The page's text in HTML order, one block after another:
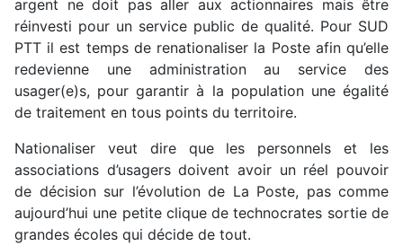
argent ne doit pas aller aux actionnaires mais être
réinvesti pour un service public de qualité. Pour SUD
PTT il est temps de renationaliser la Poste afin qu’elle
redevienne une administration au service des
usager(e)s, pour garantir à la population une égalité
de traitement en tous points du territoire.
Nationaliser veut dire que les personnels et les
associations d’usagers doivent avoir un réel pouvoir
de décision sur l’évolution de La Poste, pas comme
aujourd’hui une petite clique de technocrates sortie de
grandes écoles qui décide de tout.